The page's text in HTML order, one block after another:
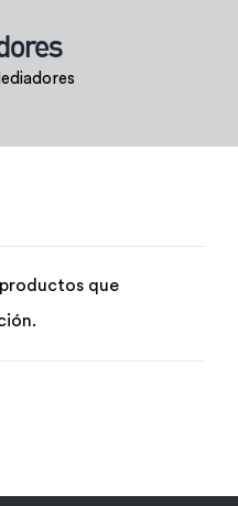
que